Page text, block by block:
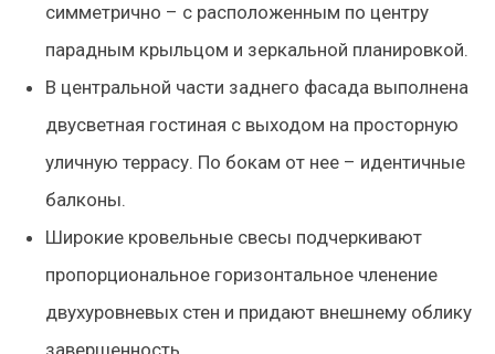
симметрично – с расположенным по центру
парадным крыльцом и зеркальной планировкой.
В центральной части заднего фасада выполнена
двусветная гостиная с выходом на просторную
уличную террасу. По бокам от нее – идентичные
балконы.
Широкие кровельные свесы подчеркивают
пропорциональное горизонтальное членение
двухуровневых стен и придают внешнему облику
завершенность.